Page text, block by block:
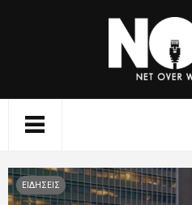
ΕΙΔΗΣΕΙΣ